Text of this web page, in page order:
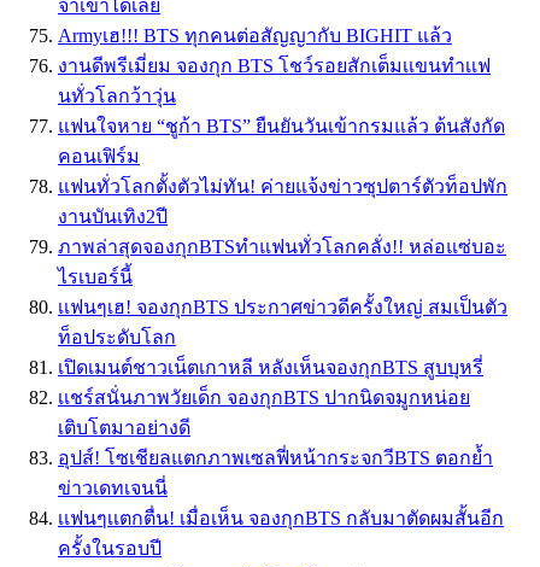
จำเขาได้เลย
Armyเฮ!!! BTS ทุกคนต่อสัญญากับ BIGHIT แล้ว
งานดีพรีเมี่ยม จองกุก BTS โชว์รอยสักเต็มเเขนทำเเฟ
นทั่วโลกว้าวุ่น
แฟนใจหาย “ชูก้า BTS” ยืนยันวันเข้ากรมแล้ว ต้นสังกัด
คอนเฟิร์ม
แฟนทั่วโลกตั้งตัวไม่ทัน! ค่ายแจ้งข่าวซุปตาร์ตัวท็อปพัก
งานบันเทิง2ปี
ภาพล่าสุดจองกุกBTSทำแฟนทั่วโลกคลั่ง!! หล่อแซ่บอะ
ไรเบอร์นี้
เเฟนๆเฮ! จองกุกBTS ประกาศข่าวดีครั้งใหญ่ สมเป็นตัว
ท็อประดับโลก
เปิดเมนต์ชาวเน็ตเกาหลี หลังเห็นจองกุกBTS สูบบุหรี่
เเชร์สนั่นภาพวัยเด็ก จองกุกBTS ปากนิดจมูกหน่อย
เติบโตมาอย่างดี
อุปส์! โซเชียลแตกภาพเซลฟี่หน้ากระจกวีBTS ตอกย้ำ
ข่าวเดทเจนนี่
เเฟนๆเเตกตื่น! เมื่อเห็น จองกุกBTS กลับมาตัดผมสั้นอีก
ครั้งในรอบปี